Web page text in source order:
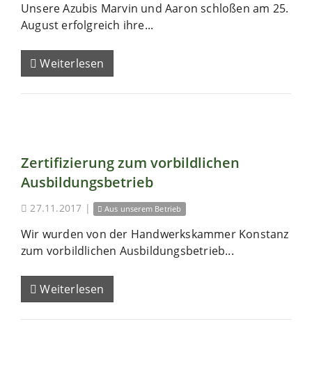
Unsere Azubis Marvin und Aaron schloßen am 25.
August erfolgreich ihre...
Weiterlesen
Zertifizierung zum vorbildlichen
Ausbildungsbetrieb
27.11.2017 | Aus unserem Betrieb
Wir wurden von der Handwerkskammer Konstanz
zum vorbildlichen Ausbildungsbetrieb...
Weiterlesen